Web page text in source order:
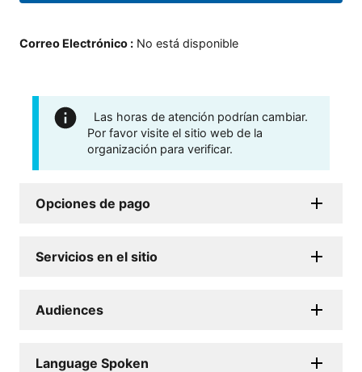
Correo Electrónico : No está disponible
Las horas de atención podrían cambiar.
Por favor visite el sitio web de la
organización para verificar.
Opciones de pago
Servicios en el sitio
Audiences
Language Spoken